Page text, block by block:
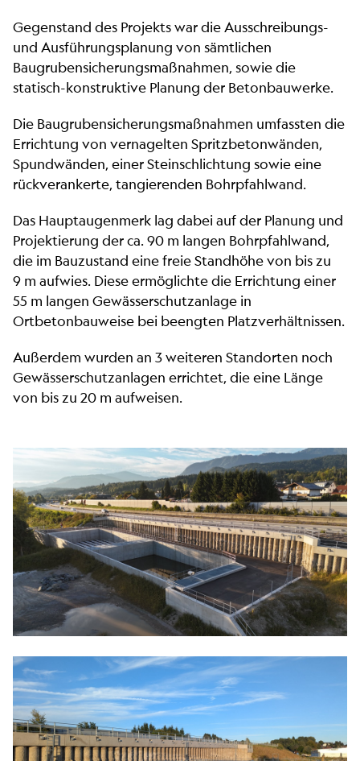
Gegenstand des Projekts war die Ausschreibungs-
und Ausführungsplanung von sämtlichen
Baugrubensicherungsmaßnahmen, sowie die
statisch-konstruktive Planung der Betonbauwerke.
Die Baugrubensicherungsmaßnahmen umfassten die
Errichtung von vernagelten Spritzbetonwänden,
Spundwänden, einer Steinschlichtung sowie eine
rückverankerte, tangierenden Bohrpfahlwand.
Das Hauptaugenmerk lag dabei auf der Planung und
Projektierung der ca. 90 m langen Bohrpfahlwand,
die im Bauzustand eine freie Standhöhe von bis zu
9 m aufwies. Diese ermöglichte die Errichtung einer
55 m langen Gewässerschutzanlage in
Ortbetonbauweise bei beengten Platzverhältnissen.
Außerdem wurden an 3 weiteren Standorten noch
Gewässerschutzanlagen errichtet, die eine Länge
von bis zu 20 m aufweisen.